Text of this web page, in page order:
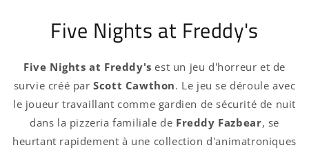
Five Nights at Freddy's
Five Nights at Freddy's est un jeu d'horreur et de
survie créé parScott Cawthon. Le jeu se déroule avec
le joueur travaillant comme gardien de sécurité de nuit
dans la pizzeria familiale de Freddy Fazbear, se
heurtant rapidement à une collection d'animatroniques